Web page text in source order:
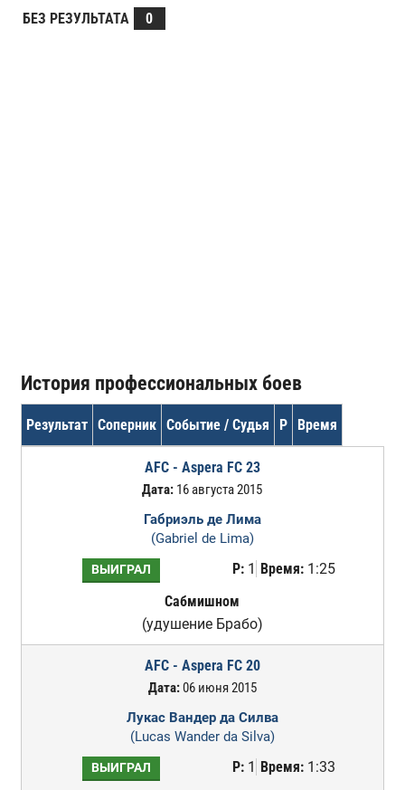
БЕЗ РЕЗУЛЬТАТА
0
История профессиональных боев
Результат Соперник Событие / Судья Р Время
AFC - Aspera FC 23
Дата: 16 августа 2015
Габриэль де Лима
(Gabriel de Lima)
ВЫИГРАЛ Р:1 Время:1:25
Сабмишном
(удушение Брабо)
AFC - Aspera FC 20
Дата:06 июня 2015
Лукас Вандер да Силва
(Lucas Wander da Silva)
ВЫИГРАЛ Р:1 Время:1:33